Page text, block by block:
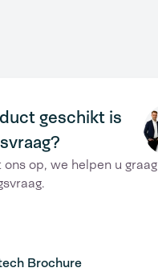
geschikt is
op, we helpen u graag
Brochure